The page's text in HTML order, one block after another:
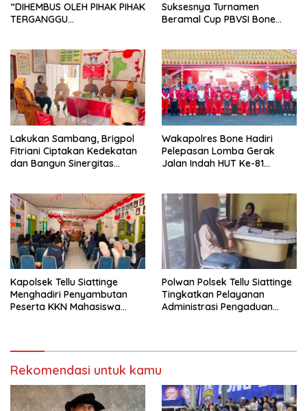
“DIHEMBUS OLEH PIHAK PIHAK
TERGANGGU
Suksesnya Turnamen
Beramal Cup PBVSI Bone
Lakukan Sambang, Brigpol
Fitriani Ciptakan Kedekatan
dan Bangun Sinergitas
Wakapolres Bone Hadiri
Pelepasan Lomba Gerak
Jalan Indah HUT Ke-81
Kapolsek Tellu Siattinge
Menghadiri Penyambutan
Peserta KKN Mahasiswa
Polwan Polsek Tellu Siattinge
Tingkatkan Pelayanan
Administrasi Pengaduan
Rekomendasi untuk kamu